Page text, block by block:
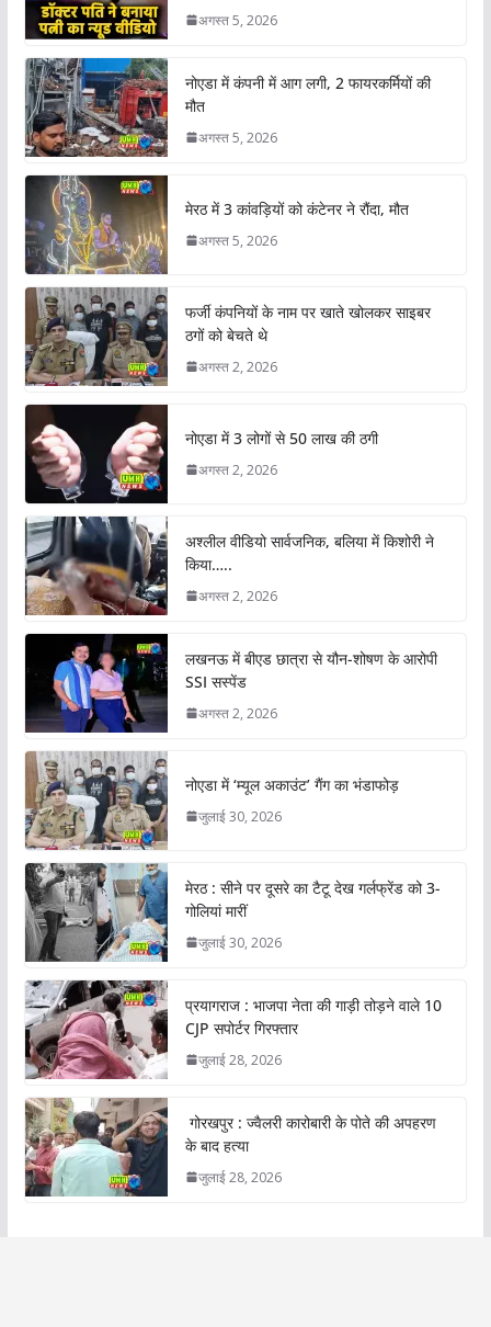
अगस्त 5, 2026
नोएडा में कंपनी में आग लगी, 2 फायरकर्मियों की
मौत
अगस्त 5, 2026
मेरठ में 3 कांवड़ियों को कंटेनर ने रौंदा, मौत
अगस्त 5, 2026
फर्जी कंपनियों के नाम पर खाते खोलकर साइबर
ठगों को बेचते थे
अगस्त 2, 2026
नोएडा में 3 लोगों से 50 लाख की ठगी
अगस्त 2, 2026
अश्लील वीडियो सार्वजनिक, बलिया में किशोरी ने
किया…..
अगस्त 2, 2026
लखनऊ में बीएड छात्रा से यौन-शोषण के आरोपी
SSI सस्पेंड
अगस्त 2, 2026
नोएडा में ‘म्यूल अकाउंट’ गैंग का भंडाफोड़
जुलाई 30, 2026
मेरठ : सीने पर दूसरे का टैटू देख गर्लफ्रेंड को 3-
गोलियां मारीं
जुलाई 30, 2026
प्रयागराज : भाजपा नेता की गाड़ी तोड़ने वाले 10
CJP सपोर्टर गिरफ्तार
जुलाई 28, 2026
गोरखपुर : ज्वैलरी कारोबारी के पोते की अपहरण
के बाद हत्या
जुलाई 28, 2026